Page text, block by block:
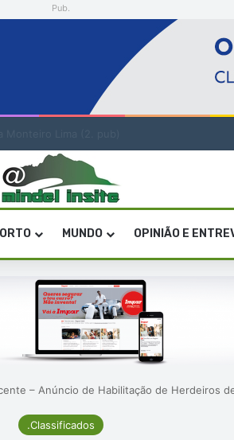
Pub.
MUNDO OPINIÃO E
– Anúncio de Habilitação de Herdeiros
.Classificados